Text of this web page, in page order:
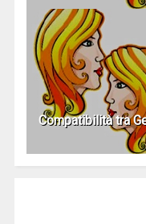
Compatibilità tra